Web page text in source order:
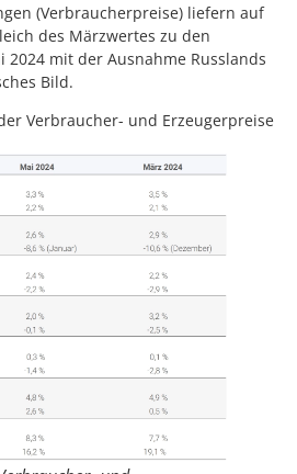
(Verbraucherpreise) liefern auf
des Märzwertes zu den
mit der Ausnahme Russlands
Bild.
Verbraucher- und Erzeugerpreise